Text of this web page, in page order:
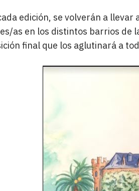
edición, se volverán a llevar
as en los distintos barrios de
final que los aglutinará a